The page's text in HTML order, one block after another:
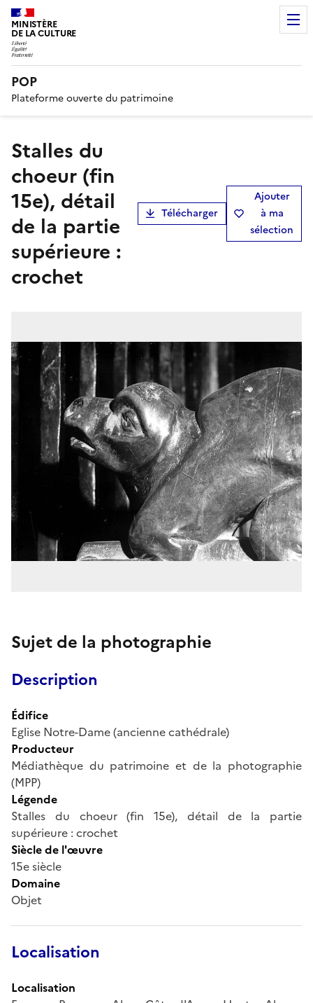
MINISTÈRE
DE LA CULTURE
POP
Plateforme ouverte du patrimoine
Stalles du
choeur (fin
15e), détail
de la partie
supérieure :
crochet
Télécharger
Ajouter
à ma
sélection
Sujet de la photographie
Description
Édifice
Eglise Notre-Dame (ancienne cathédrale)
Producteur
Médiathèque du patrimoine et de la photographie
(MPP)
Légende
Stalles du choeur (fin 15e), détail de la partie
supérieure : crochet
Siècle de l'œuvre
15e siècle
Domaine
Objet
Localisation
Localisation